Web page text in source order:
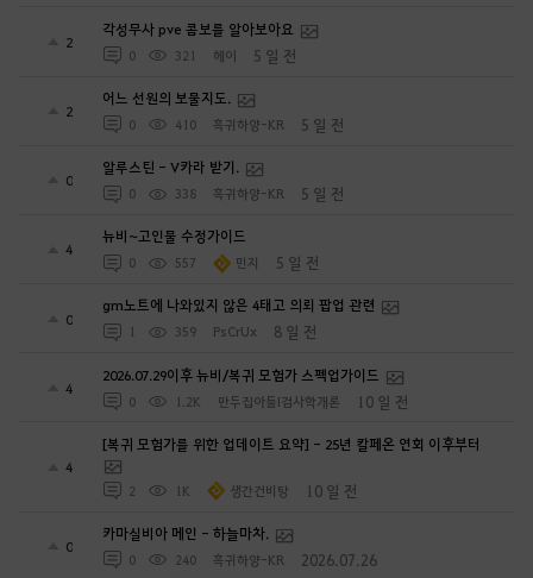
2
각성무사 pve 콤보를 알아보아요
0 321 헤이 5 일 전
2
어느 선원의 보물지도.
0 410 흑귀하양-KR 5 일 전
0
알루스틴 - V카라 받기.
0 338 흑귀하양-KR 5 일 전
4
뉴비~고인물 수정가이드
0 557 민지 5 일 전
0
gm노트에 나와있지 않은 4태고 의뢰 팝업 관련
1 359 PsCrUx 8 일 전
4
2026.07.29이후 뉴비/복귀 모험가 스펙업가이드
0 1.2K 만두집아들I검사학개론 10 일 전
4
[복귀 모험가를 위한 업데이트 요약] - 25년 칼페온 연회 이후부터
2 1K 생간건비탕 10 일 전
0
카마실비아 메인 - 하늘마차.
0 240 흑귀하양-KR 2026.07.26